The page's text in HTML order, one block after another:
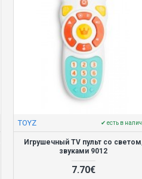
TOYZ ✔ есть в
Игрушечный TV пульт со
звуками 9012
7.70€